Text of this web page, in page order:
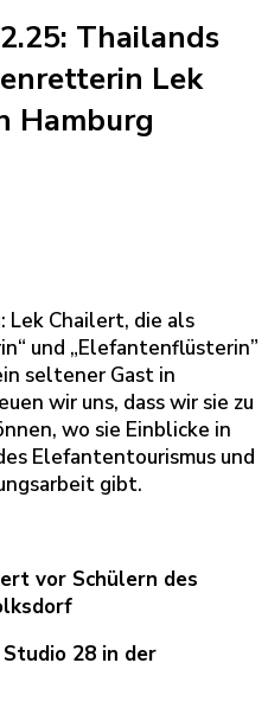
Thailands
Lek
Hamburg
Lek Chailert, die als
und „Elefantenflüsterin”
seltener Gast in
wir uns, dass wir sie zu
wo sie Einblicke in
Elefantentourismus und
gibt.
vor Schülern des
28 in der